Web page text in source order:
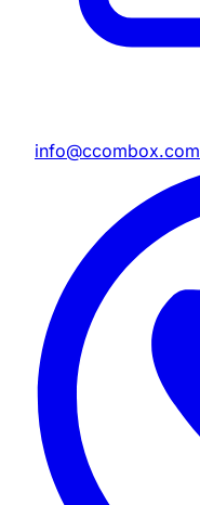
info@ccombox.com